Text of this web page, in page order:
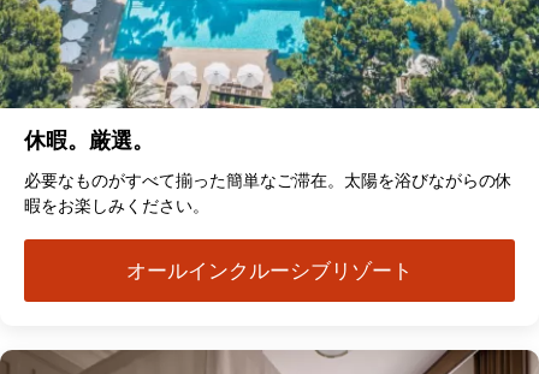
休暇。厳選。
必要なものがすべて揃った簡単なご滞在。太陽を浴びながらの休
暇をお楽しみください。
オールインクルーシブリゾート